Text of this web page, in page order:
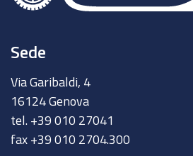
Sede
Via Garibaldi, 4
16124 Genova
tel. +39 010 27041
fax +39 010 2704.300